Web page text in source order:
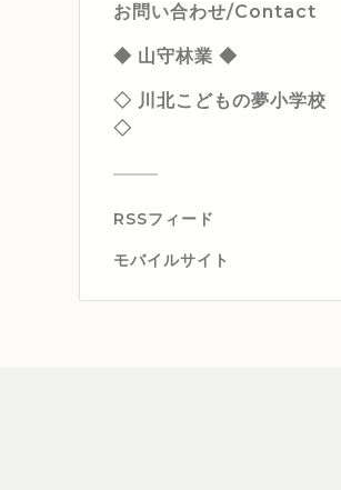
お問い合わせ/Contact
◆ 山守林業 ◆
◇ 川北こどもの夢小学校
◇
RSSフィード
モバイルサイト